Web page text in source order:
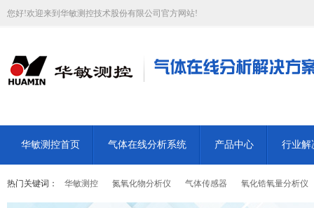
您好!欢迎来到华敏测控技术股份有限公司官方网站!
华敏测控首页 气体在线分析系统 产品中心 行业解
热门关键词： 华敏测控 氮氧化物分析仪 气体传感器 氧化锆氧量分析仪